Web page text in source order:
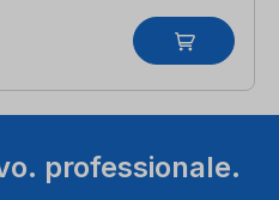
professionale.